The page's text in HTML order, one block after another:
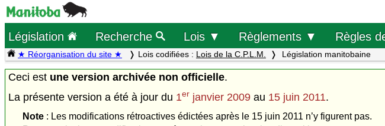
Législation Recherche Lois ▼ Règlements ▼ Règles
★ Réorganisation du site ★ Lois codifiées : Lois de la C.P.L.M. Législation manitobaine
Ceci est une version archivée non officielle.
La présente version a été à jour du 1er janvier 2009 au 15 juin 2011.
Note: Les modifications rétroactives édictées après le 15 juin 2011 n’y figurent pas.